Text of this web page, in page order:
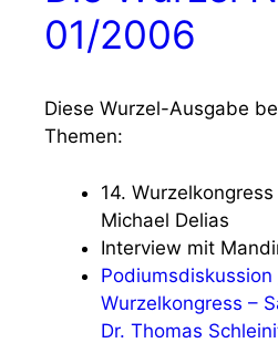
01/2006
Diese Wurzel-Ausgabe
Themen:
14.
Michael Delias
Interview mit
Podiumsdiskussion
Wurzelkongress –
Dr. Thomas